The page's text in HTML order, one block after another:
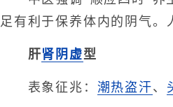
足有利于保养体内的阴气。
肝肾阴虚型
表象征兆： 潮热盗汗、